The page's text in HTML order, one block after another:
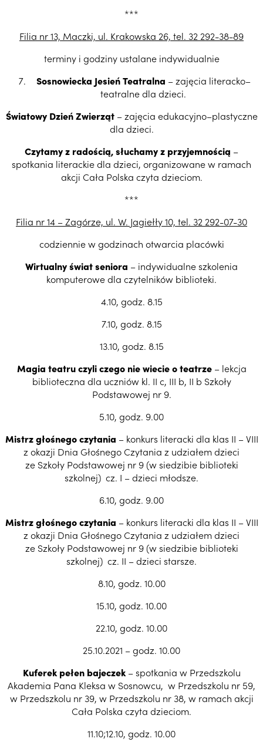
***
Filia nr 13, Maczki, ul. Krakowska 26, tel. 32 292-38-89
terminy i godziny ustalane indywidualnie
Sosnowiecka Jesień Teatralna – zajęcia literacko–
teatralne dla dzieci.
Światowy Dzień Zwierząt– zajęcia edukacyjno–plastyczne
dla dzieci.
Czytamy z radością, słuchamy z przyjemnością –
spotkania literackie dla dzieci, organizowane w ramach
akcji Cała Polska czyta dzieciom.
***
Filia nr 14 – Zagórze, ul. W. Jagiełły 10, tel. 32 292-07-30
codziennie w godzinach otwarcia placówki
Wirtualny świat seniora – indywidualne szkolenia
komputerowe dla czytelników biblioteki.
4.10, godz. 8.15
7.10, godz. 8.15
13.10, godz. 8.15
Magia teatru czyli czego nie wiecie o teatrze– lekcja
biblioteczna dla uczniów kl. II c, III b, II b Szkoły
Podstawowej nr 9.
5.10, godz. 9.00
Mistrz głośnego czytania – konkurs literacki dla klas II – VIII
z okazji Dnia Głośnego Czytania z udziałem dzieci
ze Szkoły Podstawowej nr 9 (w siedzibie biblioteki
szkolnej) cz. I – dzieci młodsze.
6.10, godz. 9.00
Mistrz głośnego czytania – konkurs literacki dla klas II – VIII
z okazji Dnia Głośnego Czytania z udziałem dzieci
ze Szkoły Podstawowej nr 9 (w siedzibie biblioteki
szkolnej) cz. II – dzieci starsze.
8.10, godz. 10.00
15.10, godz. 10.00
22.10, godz. 10.00
25.10.2021 – godz. 10.00
Kuferek pełen bajeczek– spotkania w Przedszkolu
Akademia Pana Kleksa w Sosnowcu, w Przedszkolu nr 59,
w Przedszkolu nr 39, w Przedszkolu nr 38, w ramach akcji
Cała Polska czyta dzieciom.
11.10;12.10, godz. 10.00